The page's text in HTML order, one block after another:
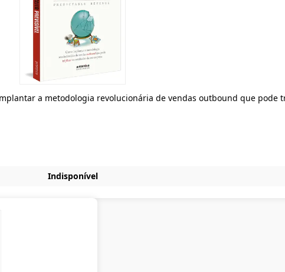
a metodologia revolucionária de vendas outbound que pode
Indisponível